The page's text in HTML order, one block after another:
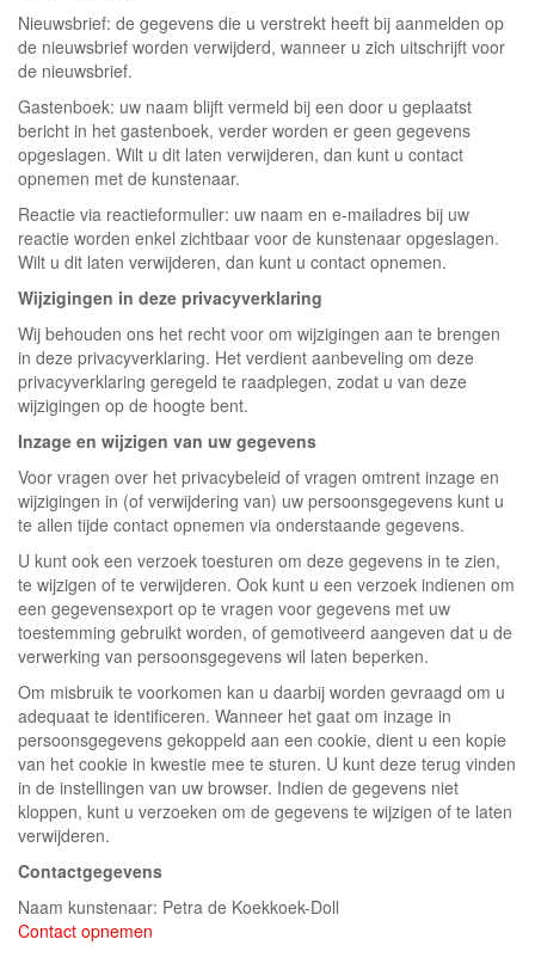
Nieuwsbrief: de gegevens die u verstrekt heeft bij aanmelden op
de nieuwsbrief worden verwijderd, wanneer u zich uitschrijft voor
de nieuwsbrief.
Gastenboek: uw naam blijft vermeld bij een door u geplaatst
bericht in het gastenboek, verder worden er geen gegevens
opgeslagen. Wilt u dit laten verwijderen, dan kunt u contact
opnemen met de kunstenaar.
Reactie via reactieformulier: uw naam en e-mailadres bij uw
reactie worden enkel zichtbaar voor de kunstenaar opgeslagen.
Wilt u dit laten verwijderen, dan kunt u contact opnemen.
Wijzigingen in deze privacyverklaring
Wij behouden ons het recht voor om wijzigingen aan te brengen
in deze privacyverklaring. Het verdient aanbeveling om deze
privacyverklaring geregeld te raadplegen, zodat u van deze
wijzigingen op de hoogte bent.
Inzage en wijzigen van uw gegevens
Voor vragen over het privacybeleid of vragen omtrent inzage en
wijzigingen in (of verwijdering van) uw persoonsgegevens kunt u
te allen tijde contact opnemen via onderstaande gegevens.
U kunt ook een verzoek toesturen om deze gegevens in te zien,
te wijzigen of te verwijderen. Ook kunt u een verzoek indienen om
een gegevensexport op te vragen voor gegevens met uw
toestemming gebruikt worden, of gemotiveerd aangeven dat u de
verwerking van persoonsgegevens wil laten beperken.
Om misbruik te voorkomen kan u daarbij worden gevraagd om u
adequaat te identificeren. Wanneer het gaat om inzage in
persoonsgegevens gekoppeld aan een cookie, dient u een kopie
van het cookie in kwestie mee te sturen. U kunt deze terug vinden
in de instellingen van uw browser. Indien de gegevens niet
kloppen, kunt u verzoeken om de gegevens te wijzigen of te laten
verwijderen.
Contactgegevens
Naam kunstenaar: Petra de Koekkoek-Doll
Contact opnemen